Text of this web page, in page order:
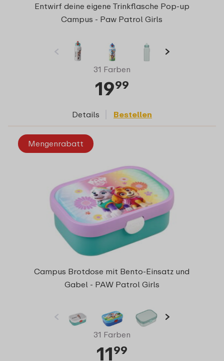
Entwirf deine eigene Trinkflasche Pop-up
Campus - Paw Patrol Girls
31 Farben
1999
Details Bestellen
Mengenrabatt
Campus Brotdose mit Bento-Einsatz und
Gabel - PAW Patrol Girls
31 Farben
1199